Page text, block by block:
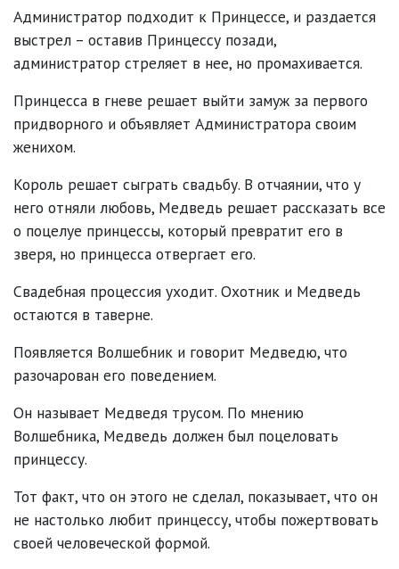
Администратор подходит к Принцессе, и раздается
выстрел – оставив Принцессу позади,
администратор стреляет в нее, но промахивается.
Принцесса в гневе решает выйти замуж за первого
придворного и объявляет Администратора своим
женихом.
Король решает сыграть свадьбу. В отчаянии, что у
него отняли любовь, Медведь решает рассказать все
о поцелуе принцессы, который превратит его в
зверя, но принцесса отвергает его.
Свадебная процессия уходит. Охотник и Медведь
остаются в таверне.
Появляется Волшебник и говорит Медведю, что
разочарован его поведением.
Он называет Медведя трусом. По мнению
Волшебника, Медведь должен был поцеловать
принцессу.
Тот факт, что он этого не сделал, показывает, что он
не настолько любит принцессу, чтобы пожертвовать
своей человеческой формой.